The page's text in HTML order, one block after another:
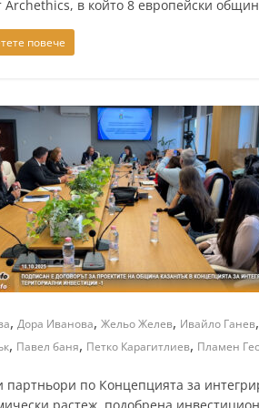
Archethics, в който 8 европейски
повече
, Дора Иванова, Жельо Желев, Ивайло Ганев,
, Павел баня, Петко Карагитлиев, Пламен
партньори по Концепцията за